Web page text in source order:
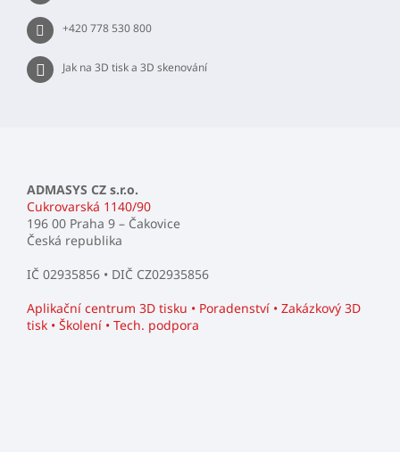
+420 778 530 800
Jak na 3D tisk a 3D skenování
ADMASYS CZ s.r.o.
Cukrovarská 1140/90
196 00 Praha 9 – Čakovice
Česká republika
IČ 02935856 • DIČ CZ02935856
Aplikační centrum 3D tisku • Poradenství • Zakázkový 3D
tisk • Školení • Tech. podpora